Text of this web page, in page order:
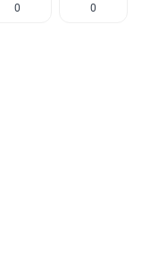
0 0